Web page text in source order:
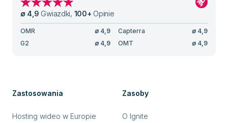
∅ 4,9 Gwiazdki, 100+ Opinie
OMR ∅ 4,9 Capterra ∅ 4,9
G2
∅ 4,9 OMT ∅ 4,9
Zastosowania
Hosting wideo w Europie
Zasoby
O Ignite